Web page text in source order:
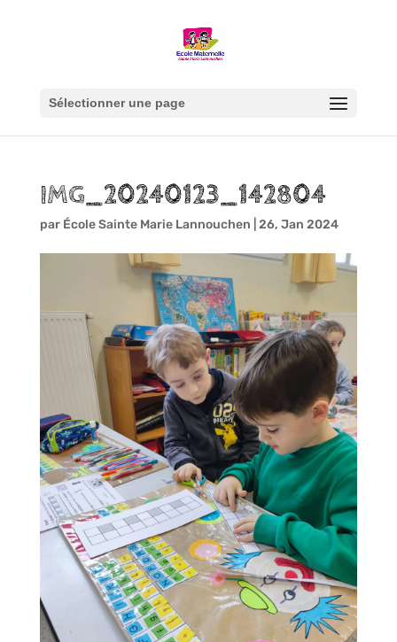
Sélectionner une page
IMG_20240123_142804
par École Sainte Marie Lannouchen 26, Jan 2024